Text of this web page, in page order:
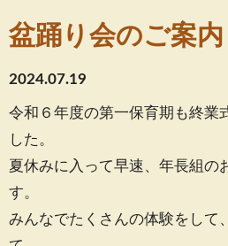
盆踊り会のご案内
2024.07.19
令和６年度の第一保育期も終業
した。
夏休みに入って早速、年長組の
す。
みんなでたくさんの体験をして